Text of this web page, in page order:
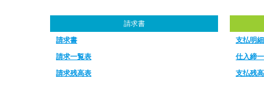
請求書
請求書
請求一覧表
請求残高表
支払明
仕入締
支払残